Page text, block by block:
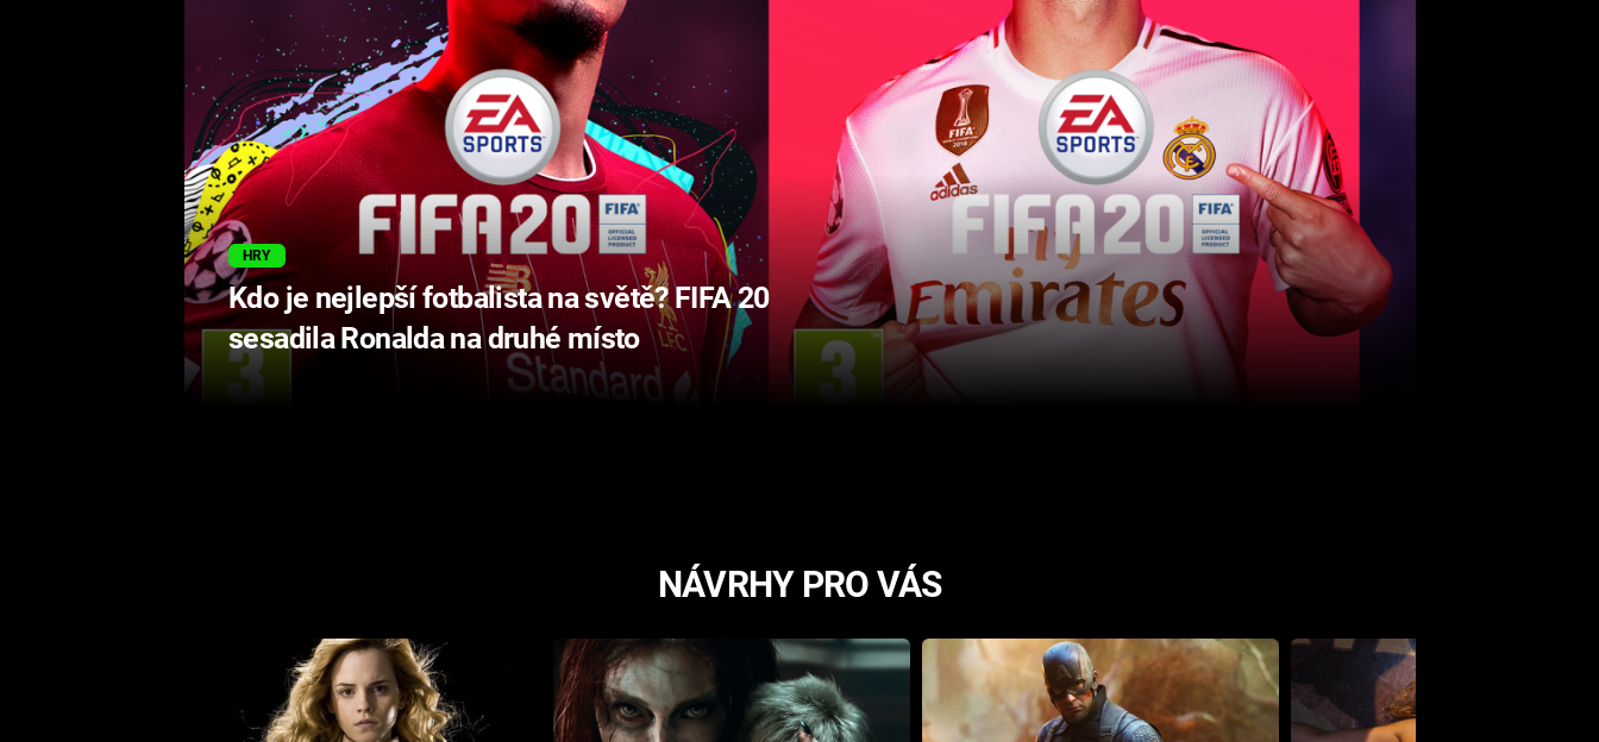
HRY
Kdo je nejlepší fotbalista na světě? FIFA 20
sesadila Ronalda na druhé místo
NÁVRHY PRO VÁS